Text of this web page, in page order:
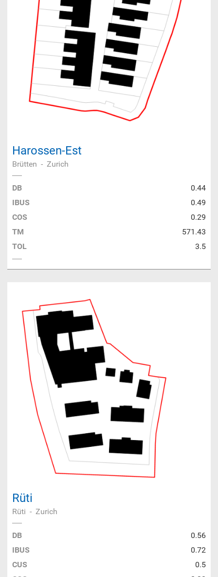
Harossen-Est
Brütten - Zurich
DB
0.44
IBUS
0.49
COS
0.29
TM
571.43
TOL
3.5
Rüti
Rüti - Zurich
DB
0.56
IBUS
0.72
CUS
0.5